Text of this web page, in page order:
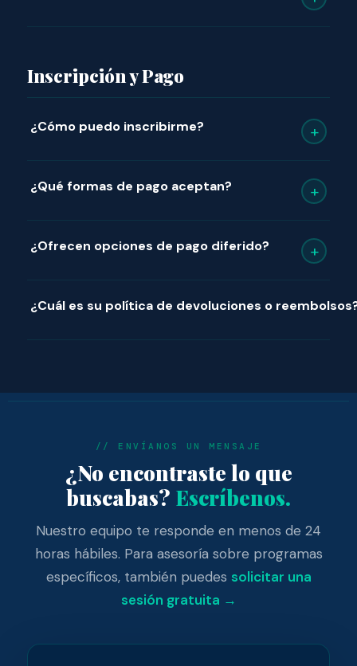
Inscripción y Pago
¿Cómo puedo inscribirme? +
¿Qué formas de pago aceptan? +
¿Ofrecen opciones de pago diferido? +
¿Cuál es su política de devoluciones o
// ENVÍANOS UN MENSAJE
¿No encontraste lo que
buscabas? Escríbenos.
Nuestro equipo te responde en menos de 24
horas hábiles. Para asesoría sobre programas
específicos, también puedes solicitar una
sesión gratuita →